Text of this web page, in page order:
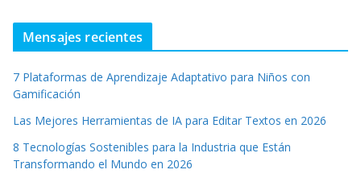
Mensajes recientes
7 Plataformas de Aprendizaje Adaptativo para Niños con
Gamificación
Las Mejores Herramientas de IA para Editar Textos en 2026
8 Tecnologías Sostenibles para la Industria que Están
Transformando el Mundo en 2026